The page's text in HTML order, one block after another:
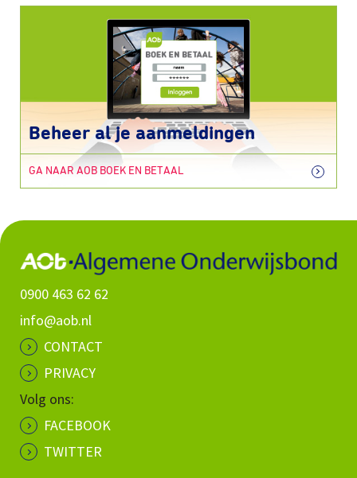
Beheer al je aanmeldingen
GA NAAR AOB BOEK EN BETAAL
0900 463 62 62
info@aob.nl
CONTACT
PRIVACY
Volg ons:
FACEBOOK
TWITTER